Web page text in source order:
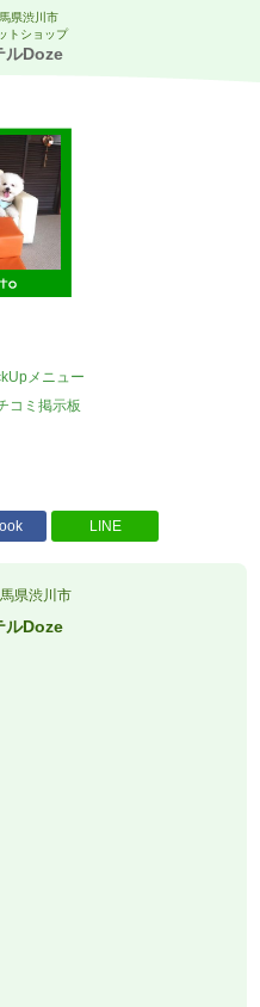
県渋川市
トショップ
ルDoze
メニュー
コミ掲示板
LINE
県渋川市
ルDoze